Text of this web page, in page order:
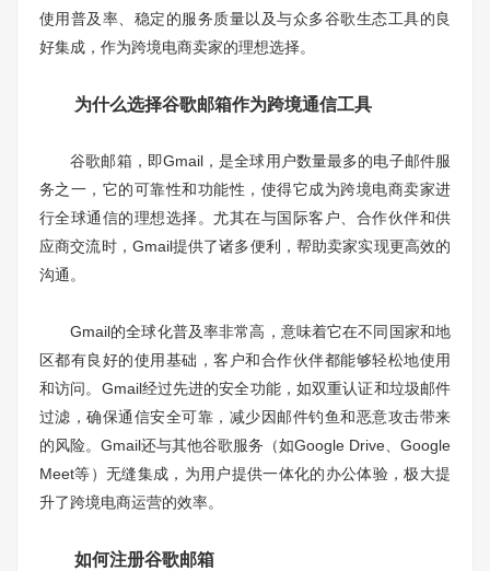
使用普及率、稳定的服务质量以及与众多谷歌生态工具的良
好集成，作为跨境电商卖家的理想选择。
为什么选择谷歌邮箱作为跨境通信工具
谷歌邮箱，即Gmail，是全球用户数量最多的电子邮件服
务之一，它的可靠性和功能性，使得它成为跨境电商卖家进
行全球通信的理想选择。尤其在与国际客户、合作伙伴和供
应商交流时，Gmail提供了诸多便利，帮助卖家实现更高效的
沟通。
Gmail的全球化普及率非常高，意味着它在不同国家和地
区都有良好的使用基础，客户和合作伙伴都能够轻松地使用
和访问。Gmail经过先进的安全功能，如双重认证和垃圾邮件
过滤，确保通信安全可靠，减少因邮件钓鱼和恶意攻击带来
的风险。Gmail还与其他谷歌服务（如Google Drive、Google
Meet等）无缝集成，为用户提供一体化的办公体验，极大提
升了跨境电商运营的效率。
如何注册谷歌邮箱